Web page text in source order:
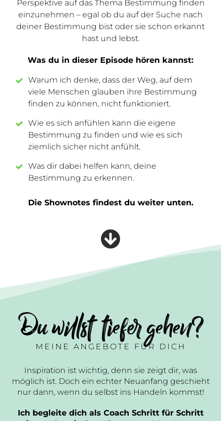
Perspektive auf das Thema Bestimmung finden
einzunehmen – egal ob du auf der Suche nach
deiner Bestimmung bist oder sie schon erkannt
hast und lebst.
Was du in dieser Episode hören kannst:
Warum ich denke, dass der Weg, auf dem
viele Menschen glauben ihre Bestimmung
finden zu können, nicht funktioniert.
Wie es sich anfühlen kann die eigene
Bestimmung zu finden und wie es sich
ziemlich sicher nicht anfühlt.
Was dir dabei helfen kann, deine
Bestimmung zu erkennen.
Die Shownotes findest du weiter unten.
Du willst tiefer gehen?
MEINE ANGEBOTE FÜR DICH
Inspiration ist wichtig, denn sie zeigt dir, was
möglich ist. Doch ein echter Neuanfang geschieht
nur dann, wenn du selbst ins Handeln kommst!
Ich begleite dich als Coach Schritt für Schritt